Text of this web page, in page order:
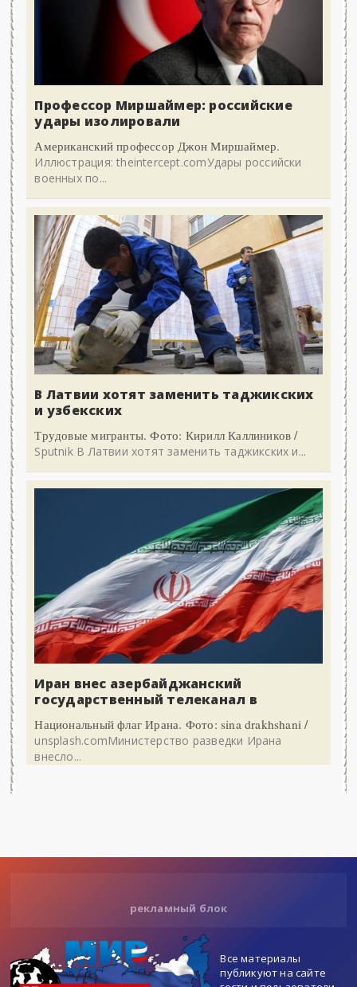
Профессор Миршаймер: российские
удары изолировали
Американский профессор Джон Миршаймер.
Иллюстрация: theintercept.comУдары российски
военных по...
В Латвии хотят заменить таджикских
и узбекских
Трудовые мигранты. Фото: Кирилл Каллиников /
Sputnik В Латвии хотят заменить таджикских и...
Иран внес азербайджанский
государственный телеканал в
Национальный флаг Ирана. Фото: sina drakhshani /
unsplash.comМинистерство разведки Ирана
внесло...
рекламный блок
Все материалы
публикуют на сайте